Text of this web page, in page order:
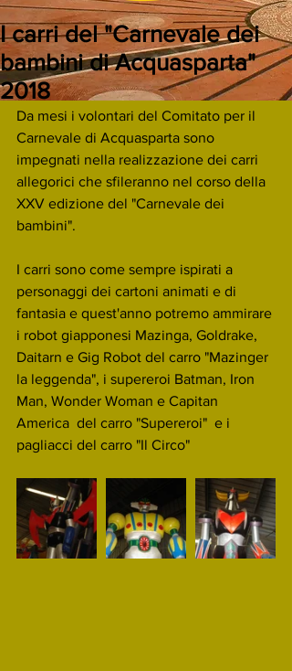
I carri del "Carnevale dei
bambini di Acquasparta"
2018
Da mesi i volontari del Comitato per il
Carnevale di Acquasparta sono
impegnati nella realizzazione dei carri
allegorici che sfileranno nel corso della
XXV edizione del "Carnevale dei
bambini".
I carri sono come sempre ispirati a
personaggi dei cartoni animati e di
fantasia e quest'anno potremo ammirare
i robot giapponesi Mazinga, Goldrake,
Daitarn e Gig Robot del carro "Mazinger
la leggenda", i supereroi Batman, Iron
Man, Wonder Woman e Capitan
America  del carro "Supereroi"  e i
pagliacci del carro "Il Circo"